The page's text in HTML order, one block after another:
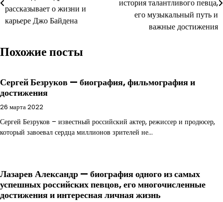
записям
рассказывает о жизни и
карьере Джо Байдена
история талантливого певца,
его музыкальный путь и
важные достижения
Похожие посты
Сергей Безруков — биография, фильмография и
достижения
26 марта 2022
Сергей Безруков – известный российский актер, режиссер и продюсер,
который завоевал сердца миллионов зрителей не…
Лазарев Александр — биография одного из самых
успешных российских певцов, его многочисленные
достижения и интересная личная жизнь